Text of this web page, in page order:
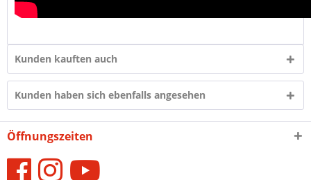
Kunden kauften auch
Kunden haben sich ebenfalls angesehen
Öffnungszeiten